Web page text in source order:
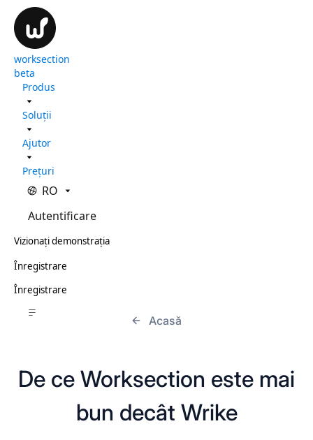
worksection
beta
Produs
Soluții
Ajutor
Prețuri
RO
Autentificare
Vizionați demonstrația
Înregistrare
Înregistrare
Acasă
De ce Worksection este mai
bun decât Wrike